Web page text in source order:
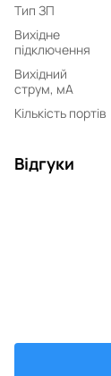
Тип ЗП
Вихідне
підключення
Вихідний
струм, мA
Кількість портів
Відгуки